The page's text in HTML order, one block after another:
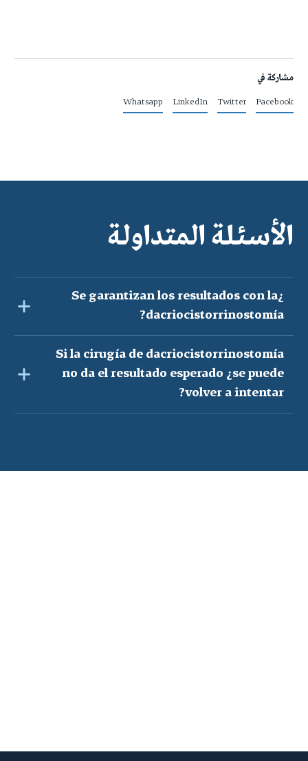
مشاركة في
Facebook
Twitter
LinkedIn
Whatsapp
الأسئلة المتداولة
¿Se garantizan los resultados con la
dacriocistorrinostomía?
Si la cirugía de dacriocistorrinostomía
no da el resultado esperado ¿se puede
volver a intentar?